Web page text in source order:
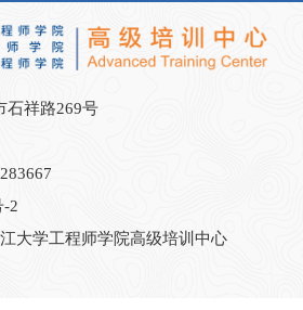
石祥路269号
-2
大学工程师学院高级培训中心